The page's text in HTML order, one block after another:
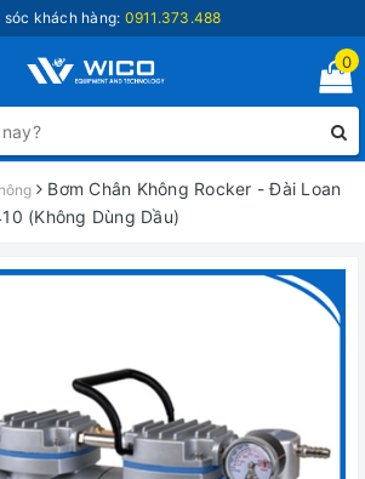
sóc khách hàng: 0911.373.488
0
Bơm Chân Không Rocker - Đài Loan
(Không Dùng Dầu)